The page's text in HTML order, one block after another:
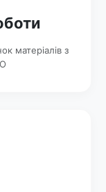
матеріалів з